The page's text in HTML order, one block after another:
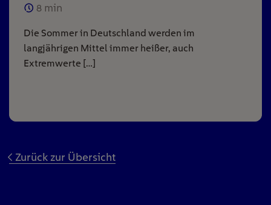
8 min
Die Sommer in Deutschland werden im
langjährigen Mittel immer heißer, auch
Extremwerte […]
Zurück zur Übersicht